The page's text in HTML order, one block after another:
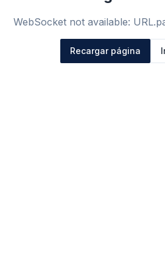
WebSocket not available:
Recargar página